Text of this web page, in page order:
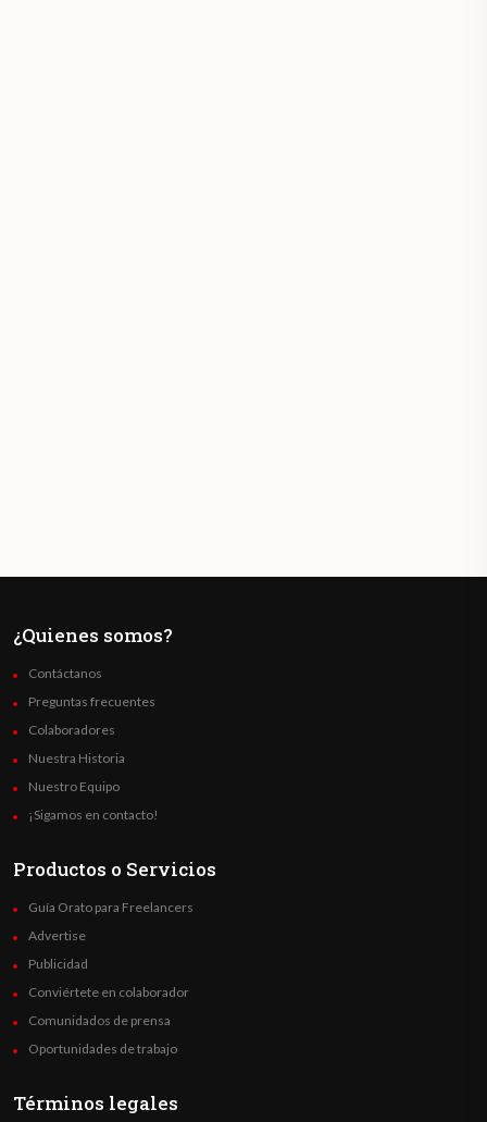
¿Quienes somos?
Contáctanos
Preguntas frecuentes
Colaboradores
Nuestra Historia
Nuestro Equipo
¡Sigamos en contacto!
Productos o Servicios
Guía Orato para Freelancers
Advertise
Publicidad
Conviértete en colaborador
Comunidados de prensa
Oportunidades de trabajo
Términos legales